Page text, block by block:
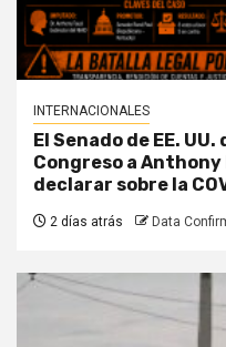
INTERNACIONALES
El Senado de EE.
Congreso a
declarar sobre la
2 días atrás Data